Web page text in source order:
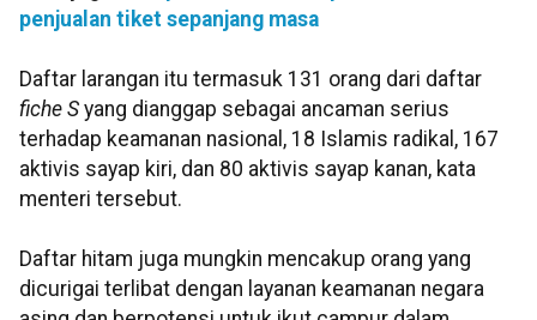
penjualan tiket sepanjang masa
Daftar larangan itu termasuk 131 orang dari daftar
fiche S yang dianggap sebagai ancaman serius
terhadap keamanan nasional, 18 Islamis radikal, 167
aktivis sayap kiri, dan 80 aktivis sayap kanan, kata
menteri tersebut.
Daftar hitam juga mungkin mencakup orang yang
dicurigai terlibat dengan layanan keamanan negara